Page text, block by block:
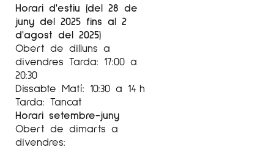
Alicante.
2021 Seleccionada Premio
AGBAR Ciudad de Barcelona 2021. Reial Cercle
Artistic
2021 Gallerie Racont‘ART. Lyon.
França
2021 Exposició Col-lectiva
Horari d'estiu (del 28 de
juny del 2025 fins al 2
d'agost del 2025)
Obert de dilluns a
divendres Tarda: 17:00 a
20:30
Dissabte Matí: 10:30 a 14 h
Tarda: Tancat
Horari setembre-juny
Obert de dimarts a
divendres: